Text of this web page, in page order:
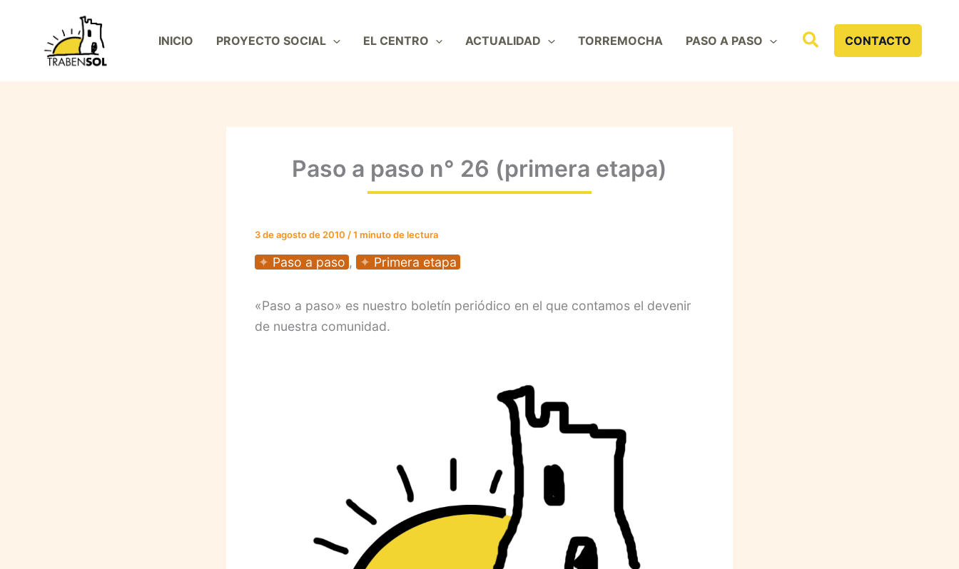
contenido
INICIO PROYECTO SOCIAL EL CENTRO ACTUALIDAD TORREMOCHA PASO A PASO BuscarCONTACTO
Paso a paso n° 26 (primera etapa)
3 de agosto de 2010 /1 minuto de lectura
Paso a paso , Primera etapa
«Paso a paso» es nuestro boletín periódico en el que contamos el devenir
de nuestra comunidad.